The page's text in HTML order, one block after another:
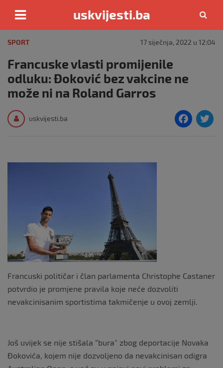
content
uskvijesti.ba
SPORT 17 siječnja, 2022 u 12:04
Francuske vlasti promijenile
odluku: Đoković bez vakcine ne
može ni na Roland Garros
uskvijesti.ba
F
Francuski političar i član parlamenta Christophe Castaner
potvrdio je promjene pravila koje neće dozvoliti
nevakcinisanim sportistima takmičenje u ovoj zemlji.
Još uvijek se nije stišala “bura” zbog deportacije Novaka
Đokovića, kojem nije dozvoljeno da nevakcinisan odigra